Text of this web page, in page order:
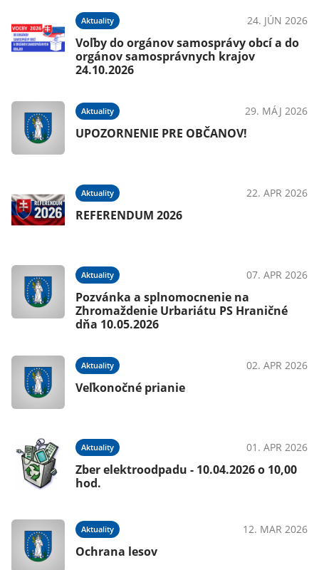
Aktuality 24. JÚN 2026
Voľby do orgánov samosprávy obcí a do
orgánov samosprávnych krajov
24.10.2026
Aktuality 29. MÁJ 2026
UPOZORNENIE PRE OBČANOV!
Aktuality 22. APR 2026
REFERENDUM 2026
Aktuality 07. APR 2026
Pozvánka a splnomocnenie na
Zhromaždenie Urbariátu PS Hraničné
dňa 10.05.2026
Aktuality 02. APR 2026
Veľkonočné prianie
Aktuality 01. APR 2026
Zber elektroodpadu - 10.04.2026 o 10,00
hod.
Aktuality 12. MAR 2026
Ochrana lesov